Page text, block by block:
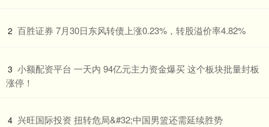
2 ​百胜证券 7月30日东风转债上涨0.23%，转股溢价率4.82%
3 ​小额配资平台 一天内 94亿元主力资金爆买 这个板块批量封板
涨停！
4 ​兴旺国际投资 扭转危局&#32;中国男篮还需延续胜势